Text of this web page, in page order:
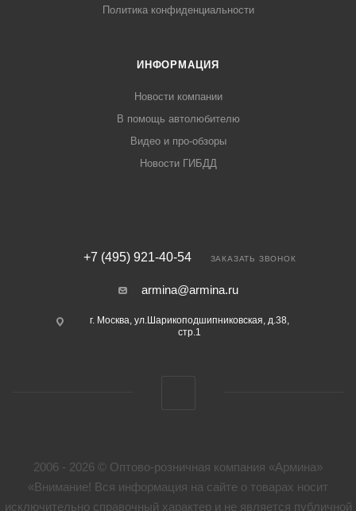
Политика конфиденциальности
ИНФОРМАЦИЯ
Новости компании
В помощь автолюбителю
Видео и про-обзоры
Новости ГИБДД
+7 (495) 921-40-54 ЗАКАЗАТЬ ЗВОНОК
armina@armina.ru
г. Москва, ул.Шарикоподшипниковская, д.38,
стр.1
2006 - 2026 © Оптово-розничная компания «Армина»
«Внимание! Вся информация на сайте о товарах носит
исключительно справочный характер и не является публичной